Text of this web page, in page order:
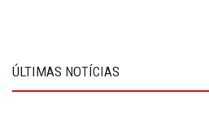
ÚLTIMAS NOTÍCIAS